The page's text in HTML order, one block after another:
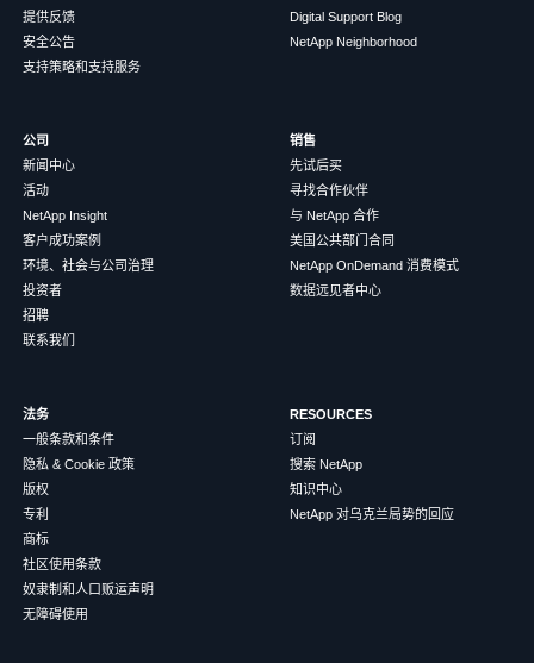
提供反馈
安全公告
支持策略和支持服务
Digital Support Blog
NetApp Neighborhood
公司
新闻中心
活动
NetApp Insight
客户成功案例
环境、社会与公司治理
投资者
招聘
联系我们
销售
先试后买
寻找合作伙伴
与 NetApp 合作
美国公共部门合同
NetApp OnDemand 消费模式
数据远见者中心
法务
一般条款和条件
隐私 & Cookie 政策
版权
专利
商标
社区使用条款
奴隶制和人口贩运声明
无障碍使用
RESOURCES
订阅
搜索 NetApp
知识中心
NetApp 对乌克兰局势的回应